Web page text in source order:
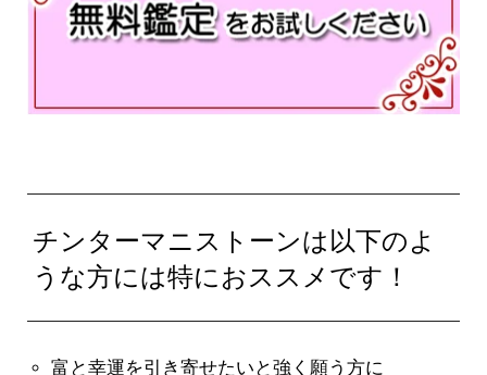
チンターマニストーンは以下のよ
うな方には特におススメです！
富と幸運を引き寄せたいと強く願う方に